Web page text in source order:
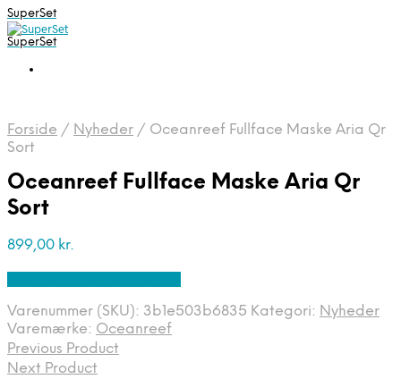
SuperSet
SuperSet
Forside / Nyheder / Oceanreef Fullface Maske Aria Qr
Sort
Oceanreef Fullface Maske Aria Qr
Sort
899,00 kr.
Varenummer (SKU): 3b1e503b6835 Kategori: Nyheder
Varemærke: Oceanreef
Previous Product
Next Product